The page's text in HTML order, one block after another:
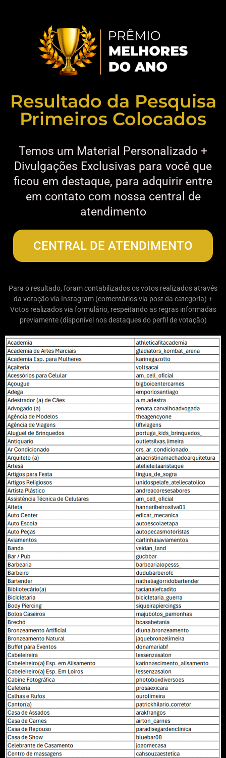
Resultado da Pesquisa
Primeiros Colocados
Temos um Material Personalizado +
Divulgações Exclusivas para você que
ficou em destaque, para adquirir entre
em contato com nossa central de
atendimento
CENTRAL DE ATENDIMENTO
Para o resultado, foram contabilizados os votos realizados através
da votação via Instagram (comentários via post da categoria) +
Votos realizados via formulário, respeitando as regras informadas
previamente (disponível nos destaques do perfil de votação)